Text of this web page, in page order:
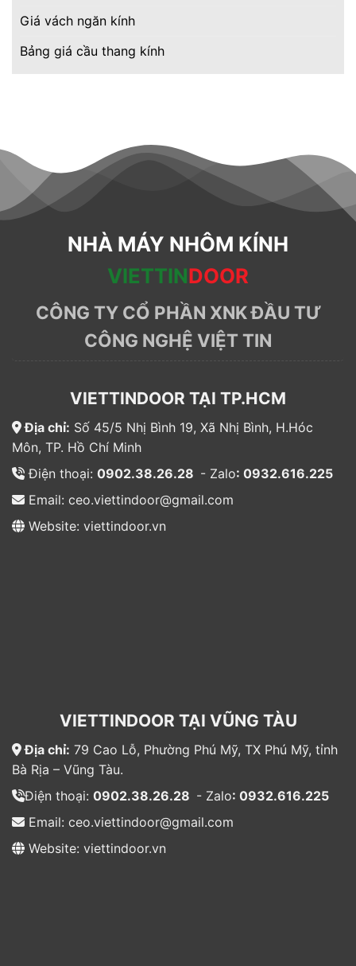
Giá vách ngăn kính
Bảng giá cầu thang kính
NHÀ MÁY NHÔM KÍNH
VIETTINDOOR
CÔNG TY CỔ PHẦN XNK ĐẦU TƯ
CÔNG NGHỆ VIỆT TIN
VIETTINDOOR TẠI TP.HCM
Địa chỉ: Số 45/5 Nhị Bình 19, Xã Nhị Bình, H.Hóc
Môn, TP. Hồ Chí Minh
Điện thoại: 0902.38.26.28 - Zalo: 0932.616.225
Email: ceo.viettindoor@gmail.com
Website: viettindoor.vn
VIETTINDOOR TẠI VŨNG TÀU
Địa chỉ: 79 Cao Lỗ, Phường Phú Mỹ, TX Phú Mỹ, tỉnh
Bà Rịa – Vũng Tàu.
Điện thoại: 0902.38.26.28 - Zalo: 0932.616.225
Email: ceo.viettindoor@gmail.com
Website: viettindoor.vn